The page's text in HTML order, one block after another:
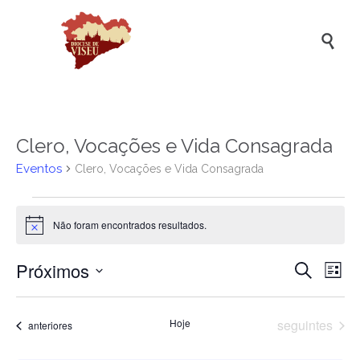

Clero, Vocações e Vida Consagrada
Eventos Clero, Vocações e Vida Consagrada
Eventos
Aviso Não foram encontrados resultados.
de
Pesquisar
de
Lista
Próximos
data.
Eventos
anteriores Hoje Eventos
seguintes